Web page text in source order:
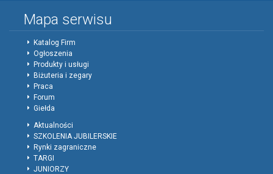
Mapa serwisu
Katalog Firm
Ogłoszenia
Produkty i usługi
Biżuteria i zegary
Praca
Forum
Giełda
Aktualności
SZKOLENIA JUBILERSKIE
Rynki zagraniczne
TARGI
JUNIORZY